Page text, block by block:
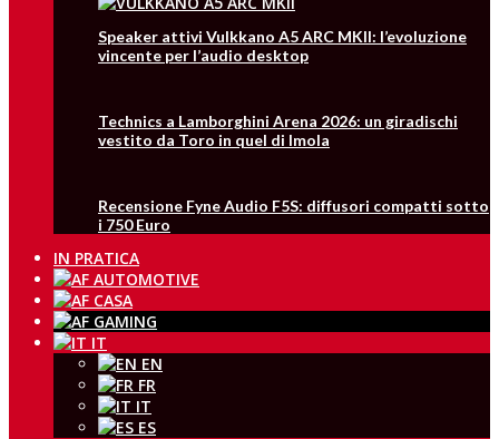
Speaker attivi Vulkkano A5 ARC MKII: l’evoluzione
vincente per l’audio desktop
Technics a Lamborghini Arena 2026: un giradischi
vestito da Toro in quel di Imola
Recensione Fyne Audio F5S: diffusori compatti sotto
i 750 Euro
IN PRATICA
IT
EN
FR
IT
ES